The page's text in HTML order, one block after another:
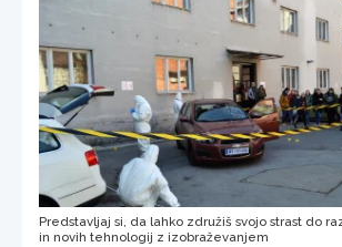
Predstavljaj si, da lahko združiš svojo strast do
in novih tehnologij z izobraževanjem